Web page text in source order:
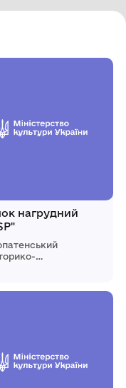
нагрудний